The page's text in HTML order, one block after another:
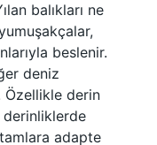
balıkları ne
beslenir.
deniz
Özellikle derin
derinliklerde
adapte